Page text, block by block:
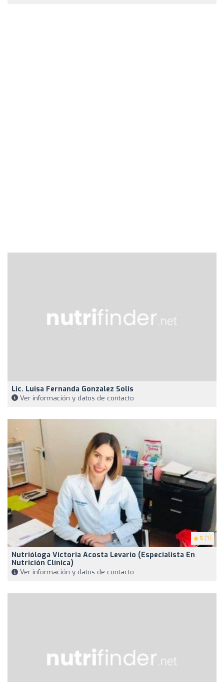
Lic. Luisa Fernanda Gonzalez Solis
Ver información y datos de contacto
5 (3)
Nutrióloga Victoria Acosta Levario (Especialista En
Nutrición Clínica)
Ver información y datos de contacto